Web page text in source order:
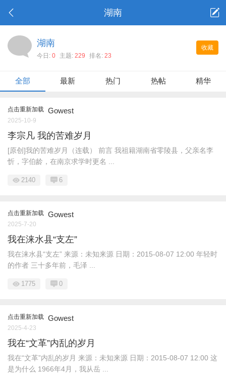
湖南
收藏
湖南
今日: 0 主题: 229 排名: 23
全部 最新 热门 热帖 精华
点击重新加载 Gowest
2025-10-9
李宗凡 我的苦难岁月
[原创]我的苦难岁月（连载） 前言 我祖籍湖南省零陵县，父亲名李
忻，字伯龄，在南京求学时更名 ...
2140 6
点击重新加载 Gowest
2025-7-20
我在涞水县“支左”
我在涞水县“支左” 来源：未知来源 日期：2015-08-07 12:00 年轻时
的作者 三十多年前，毛泽 ...
1775 0
点击重新加载 Gowest
2025-4-23
我在“文革”内乱的岁月
我在“文革”内乱的岁月 来源：未知来源 日期：2015-08-07 12:00 这
是为什么 1966年4月，我从岳 ...